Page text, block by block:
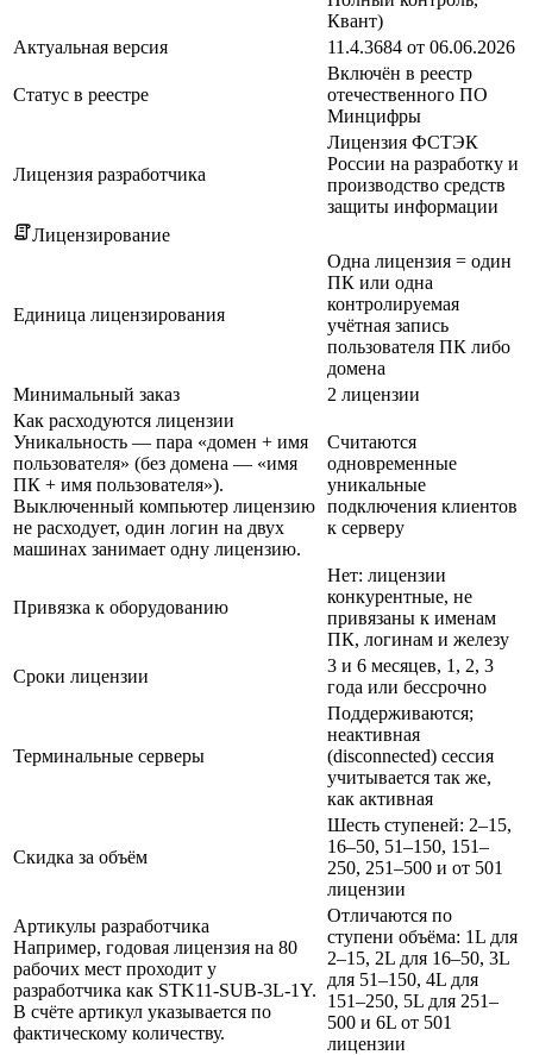
Квант)
Актуальная версия
11.4.3684 от 06.06.2026
Статус в реестре
Включён в реестр
отечественного ПО
Минцифры
Лицензия разработчика
Лицензия ФСТЭК
России на разработку и
производство средств
защиты информации
Лицензирование
Единица лицензирования
Одна лицензия = один
ПК или одна
контролируемая
учётная запись
пользователя ПК либо
домена
Минимальный заказ
2 лицензии
Как расходуются лицензии
Уникальность — пара «домен + имя
пользователя» (без домена — «имя
ПК + имя пользователя»).
Выключенный компьютер лицензию
не расходует, один логин на двух
машинах занимает одну лицензию.
Считаются
одновременные
уникальные
подключения клиентов
к серверу
Привязка к оборудованию
Нет: лицензии
конкурентные, не
привязаны к именам
ПК, логинам и железу
Сроки лицензии
3 и 6 месяцев, 1, 2, 3
года или бессрочно
Терминальные серверы
Поддерживаются;
неактивная
(disconnected) сессия
учитывается так же,
как активная
Скидка за объём
Шесть ступеней: 2–15,
16–50, 51–150, 151–
250, 251–500 и от 501
лицензии
Артикулы разработчика
Например, годовая лицензия на 80
рабочих мест проходит у
разработчика как STK11-SUB-3L-1Y.
В счёте артикул указывается по
фактическому количеству.
Отличаются по
ступени объёма: 1L для
2–15, 2L для 16–50, 3L
для 51–150, 4L для
151–250, 5L для 251–
500 и 6L от 501
лицензии